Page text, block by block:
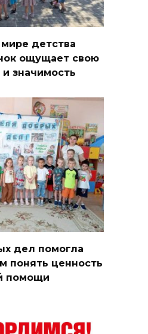
детства
ощущает свою
значимость
дел помогла
понять ценность
помощи